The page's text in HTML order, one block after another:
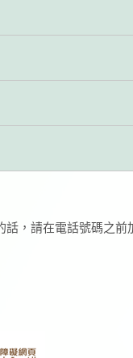
，請在電話號碼之